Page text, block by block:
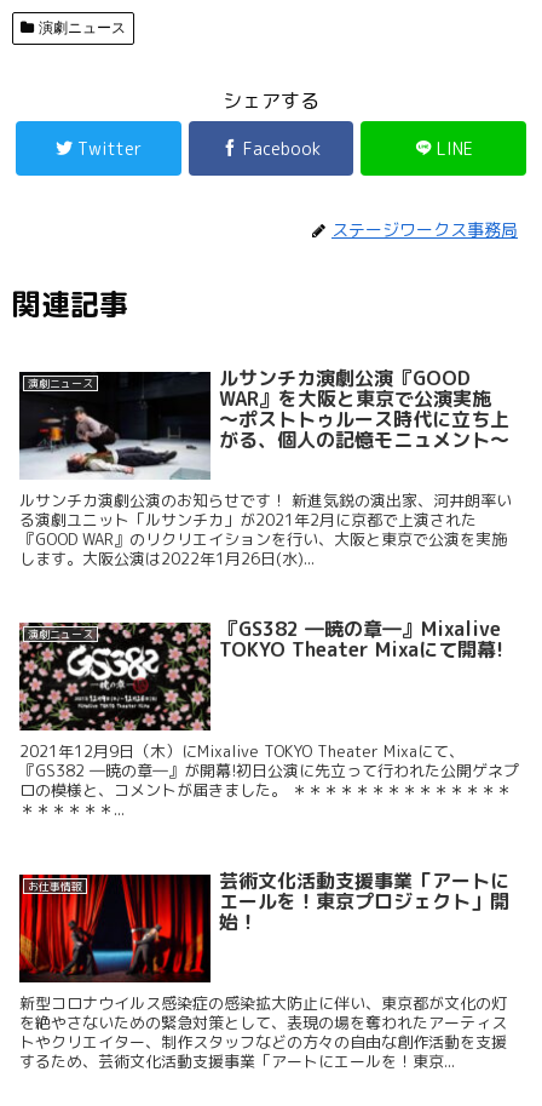
演劇ニュース
シェアする
Twitter Facebook LINE
ステージワークス事務局
関連記事
演劇ニュース ルサンチカ演劇公演『GOOD
WAR』を大阪と東京で公演実施
～ポストトゥルース時代に立ち上
がる、個人の記憶モニュメント～
ルサンチカ演劇公演のお知らせです！ 新進気鋭の演出家、河井朗率い
る演劇ユニット「ルサンチカ」が2021年2月に京都で上演された
『GOOD WAR』のリクリエイションを行い、大阪と東京で公演を実施
します。大阪公演は2022年1月26日(水)...
演劇ニュース 『GS382 ―暁の章―』Mixalive
TOKYO Theater Mixaにて開幕!
2021年12月9日（木）にMixalive TOKYO Theater Mixaにて、
『GS382 ―暁の章―』が開幕!初日公演に先立って行われた公開ゲネプ
ロの模様と、コメントが届きました。 ＊＊＊＊＊＊＊＊＊＊＊＊＊＊
＊＊＊＊＊＊...
お仕事情報 芸術文化活動支援事業「アートに
エールを！東京プロジェクト」開
始！
新型コロナウイルス感染症の感染拡大防止に伴い、東京都が文化の灯
を絶やさないための緊急対策として、表現の場を奪われたアーティス
トやクリエイター、制作スタッフなどの方々の自由な創作活動を支援
するため、芸術文化活動支援事業「アートにエールを！東京...